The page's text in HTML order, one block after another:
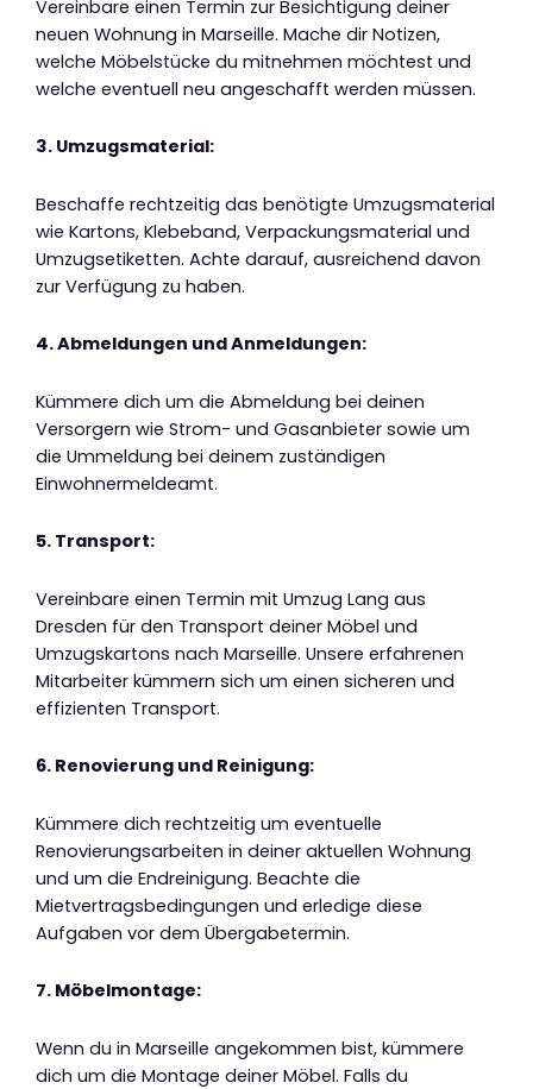
Vereinbare einen Termin zur Besichtigung deiner
neuen Wohnung in Marseille. Mache dir Notizen,
welche Möbelstücke du mitnehmen möchtest und
welche eventuell neu angeschafft werden müssen.
3. Umzugsmaterial:
Beschaffe rechtzeitig das benötigte Umzugsmaterial
wie Kartons, Klebeband, Verpackungsmaterial und
Umzugsetiketten. Achte darauf, ausreichend davon
zur Verfügung zu haben.
4. Abmeldungen und Anmeldungen:
Kümmere dich um die Abmeldung bei deinen
Versorgern wie Strom- und Gasanbieter sowie um
die Ummeldung bei deinem zuständigen
Einwohnermeldeamt.
5. Transport:
Vereinbare einen Termin mit Umzug Lang aus
Dresden für den Transport deiner Möbel und
Umzugskartons nach Marseille. Unsere erfahrenen
Mitarbeiter kümmern sich um einen sicheren und
effizienten Transport.
6. Renovierung und Reinigung:
Kümmere dich rechtzeitig um eventuelle
Renovierungsarbeiten in deiner aktuellen Wohnung
und um die Endreinigung. Beachte die
Mietvertragsbedingungen und erledige diese
Aufgaben vor dem Übergabetermin.
7. Möbelmontage:
Wenn du in Marseille angekommen bist, kümmere
dich um die Montage deiner Möbel. Falls du